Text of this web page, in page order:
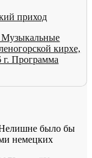
приход
Музыкальные
кирхе,
г. Программа
было бы
немецких